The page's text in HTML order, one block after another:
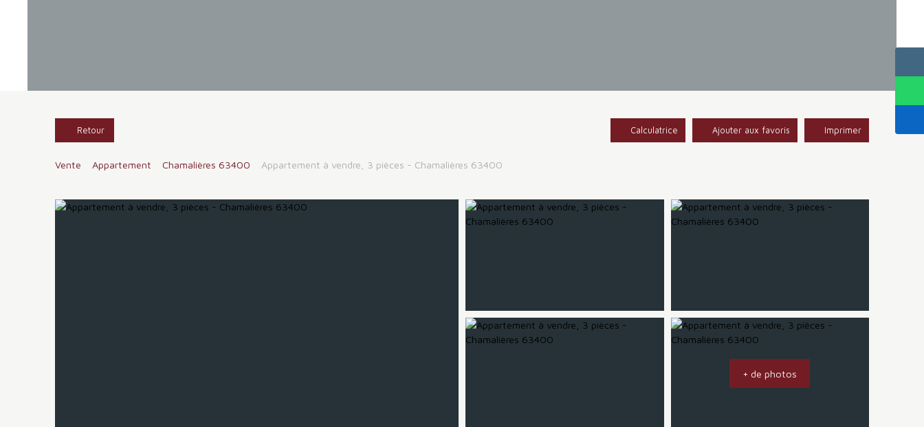
Retour Calculatrice Ajouter aux favoris Imprimer
Vente Appartement Chamalières 63400 Appartement à vendre, 3 pièces - Chamalières 63400
+ de photos